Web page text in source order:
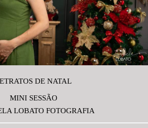
DE NATAL
MINI SESSÃO
LOBATO FOTOGRAFIA